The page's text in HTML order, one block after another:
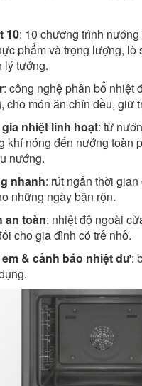
10: 10 chương trình
phẩm và trọng lượng, lò
lý tưởng.
: công nghệ phân bổ nhiệt
cho món ăn chín đều, giữ
nhiệt linh hoạt: từ
khí nóng đến nướng toàn
nướng.
nhanh: rút ngắn thời
những ngày bận rộn.
an toàn: nhiệt độ ngoài
cho gia đình có trẻ nhỏ.
& cảnh báo nhiệt dư: